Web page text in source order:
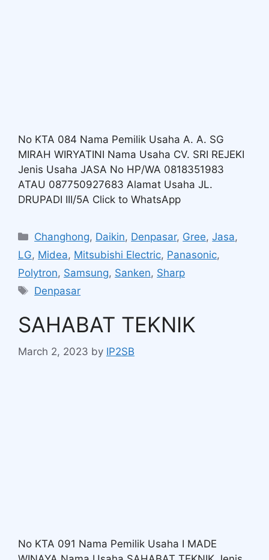
No KTA 084 Nama Pemilik Usaha A. A. SG
MIRAH WIRYATINI Nama Usaha CV. SRI REJEKI
Jenis Usaha JASA No HP/WA 0818351983
ATAU 087750927683 Alamat Usaha JL.
DRUPADI III/5A Click to WhatsApp
Changhong, Daikin, Denpasar, Gree,Jasa,
LG, Midea, Mitsubishi Electric, Panasonic,
Polytron, Samsung, Sanken, Sharp
Denpasar
SAHABAT TEKNIK
March 2, 2023 by IP2SB
No KTA 091 Nama Pemilik Usaha I MADE